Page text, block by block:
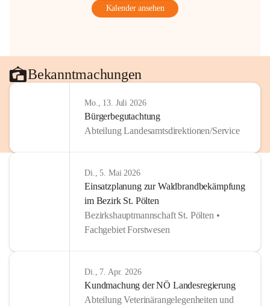
Kalender ansehen
Bekanntmachungen
Mo., 13. Juli 2026
Bürgerbegutachtung
Abteilung Landesamtsdirektionen/Service
Di., 5. Mai 2026
Einsatzplanung zur Waldbrandbekämpfung
im Bezirk St. Pölten
Bezirkshauptmannschaft St. Pölten •
Fachgebiet Forstwesen
Di., 7. Apr. 2026
Kundmachung der NÖ Landesregierung
Abteilung Veterinärangelegenheiten und